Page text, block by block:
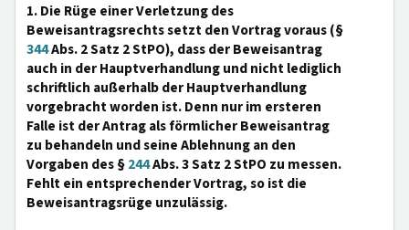
1. Die Rüge einer Verletzung des
Beweisantragsrechts setzt den Vortrag voraus (§
344Abs. 2 Satz 2 StPO), dass der Beweisantrag
auch in der Hauptverhandlung und nicht lediglich
schriftlich außerhalb der Hauptverhandlung
vorgebracht worden ist. Denn nur im ersteren
Falle ist der Antrag als förmlicher Beweisantrag
zu behandeln und seine Ablehnung an den
Vorgaben des §244Abs. 3 Satz 2 StPO zu messen.
Fehlt ein entsprechender Vortrag, so ist die
Beweisantragsrüge unzulässig.